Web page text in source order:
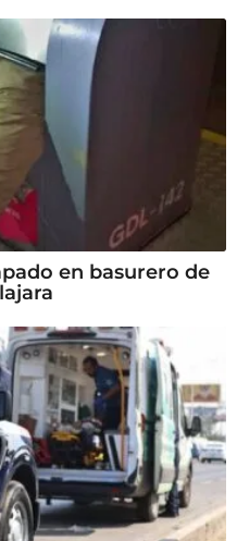
en basurero de